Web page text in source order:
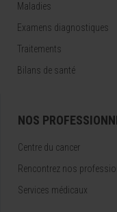
Maladies
Examens diagnostiques
Traitements
Bilans de santé
NOS
Centre du cancer
Rencontrez nos
Services médicaux